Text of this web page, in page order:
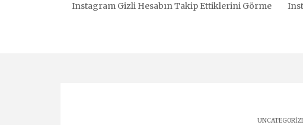
Instagram Gizli Hesabın Takip Ettiklerini Görme